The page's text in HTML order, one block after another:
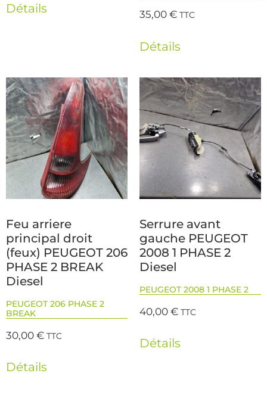
Détails 35,00€ TTC
Détails
Feu arriere
principal droit
(feux) PEUGEOT 206
PHASE 2 BREAK
Diesel
PEUGEOT 206 PHASE 2
BREAK
30,00€ TTC
Détails
Serrure avant
gauche PEUGEOT
2008 1 PHASE 2
Diesel
PEUGEOT 2008 1 PHASE 2
40,00€ TTC
Détails